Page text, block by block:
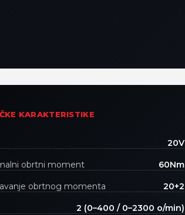
KARAKTERISTIKE
20V
obrtni moment 60Nm
obrtnog momenta 20+2
2 (0–400 / 0–2300 o/min)